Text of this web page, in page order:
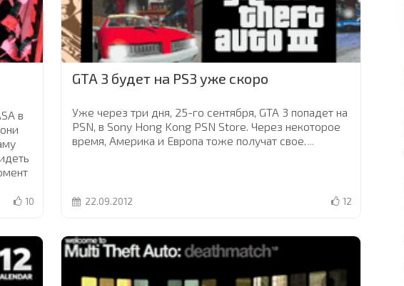
в
10
GTA 3 будет на PS3 уже скоро
Уже через три дня, 25-го сентября, GTA 3 попадет на
PSN, в Sony Hong Kong PSN Store. Через некоторое
время, Америка и Европа тоже получат свое....
12
22.09.2012